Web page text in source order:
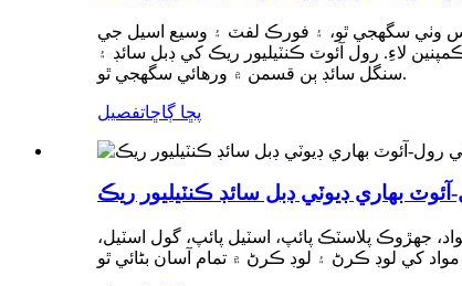
وٺي سگهجي ٿو، ۽ فورڪ لفٽ ۽ وسيع اسيل جي
لاءِ. رول آئوٽ ڪنٽيليور ريڪ کي ڊبل سائڊ ۽
سنگل سائڊ ٻن قسمن ۾ ورهائي سگھجي ٿو.
پڇا ڳاڇاتفصيل
بھاري ڊيوٽي ڊبل سائڊ ڪنٽيليور ريڪ
جهڙوڪ پلاسٽڪ پائپ، اسٽيل پائپ، گول اسٽيل،